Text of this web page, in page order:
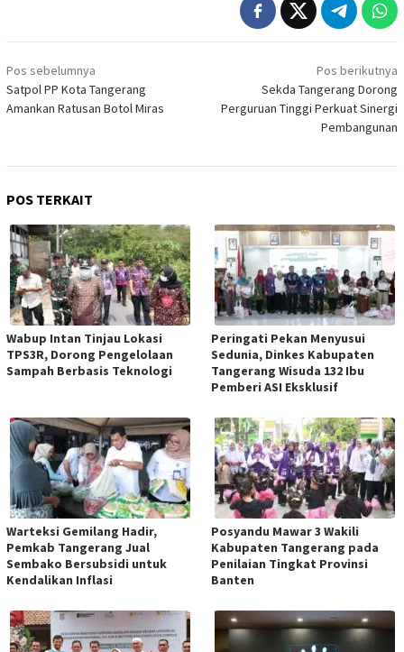
Navigasi
pos
Pos sebelumnya
Satpol PP Kota Tangerang
Amankan Ratusan Botol Miras
Pos berikutnya
Sekda Tangerang Dorong
Perguruan Tinggi Perkuat Sinergi
Pembangunan
POS TERKAIT
Wabup Intan Tinjau Lokasi
TPS3R, Dorong Pengelolaan
Sampah Berbasis Teknologi
Peringati Pekan Menyusui
Sedunia, Dinkes Kabupaten
Tangerang Wisuda 132 Ibu
Pemberi ASI Eksklusif
Warteksi Gemilang Hadir,
Pemkab Tangerang Jual
Sembako Bersubsidi untuk
Kendalikan Inflasi
Posyandu Mawar 3 Wakili
Kabupaten Tangerang pada
Penilaian Tingkat Provinsi
Banten